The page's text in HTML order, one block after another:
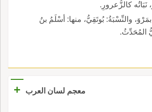
والنِّسْبَةُ: بُوتَقِيُّ، منها: أسْلَمُ بنُ
المُحَدِّثُ.
معجم لسان العرب +